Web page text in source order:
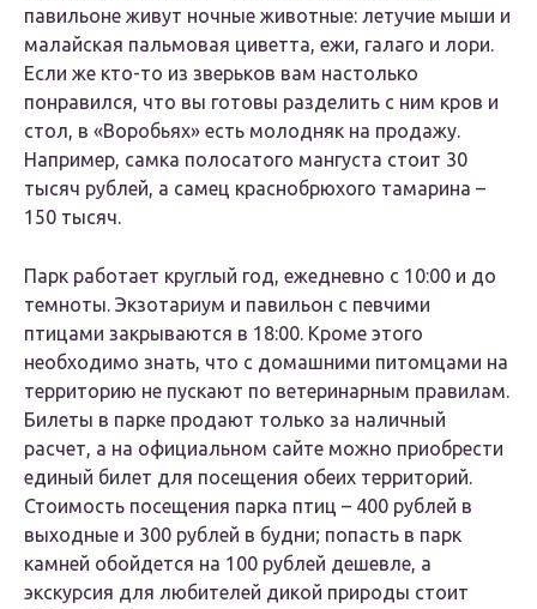
павильоне живут ночные животные: летучие мыши и
малайская пальмовая циветта, ежи, галаго и лори.
Если же кто-то из зверьков вам настолько
понравился, что вы готовы разделить с ним кров и
стол, в «Воробьях» есть молодняк на продажу.
Например, самка полосатого мангуста стоит 30
тысяч рублей, а самец краснобрюхого тамарина –
150 тысяч.
Парк работает круглый год, ежедневно с 10:00 и до
темноты. Экзотариум и павильон с певчими
птицами закрываются в 18:00. Кроме этого
необходимо знать, что с домашними питомцами на
территорию не пускают по ветеринарным правилам.
Билеты в парке продают только за наличный
расчет, а на официальном сайте можно приобрести
единый билет для посещения обеих территорий.
Стоимость посещения парка птиц – 400 рублей в
выходные и 300 рублей в будни; попасть в парк
камней обойдется на 100 рублей дешевле, а
экскурсия для любителей дикой природы стоит